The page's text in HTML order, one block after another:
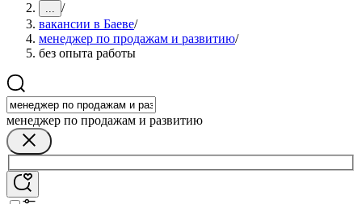
... /
вакансии в Баеве/
менеджер по продажам и развитию/
без опыта работы
менеджер по продажам и развитию